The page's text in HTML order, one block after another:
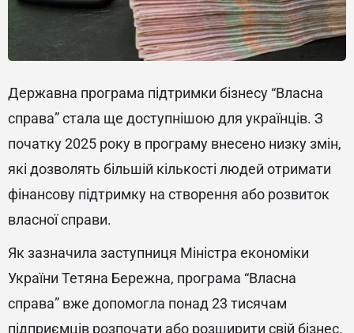
Державна програма підтримки бізнесу “Власна
справа” стала ще доступнішою для українців. З
початку 2025 року в програму внесено низку змін,
які дозволять більшій кількості людей отримати
фінансову підтримку на створення або розвиток
власної справи.
Як зазначила заступниця Міністра економіки
України Тетяна Бережна, програма “Власна
справа” вже допомогла понад 23 тисячам
підприємців розпочати або розширити свій бізнес.